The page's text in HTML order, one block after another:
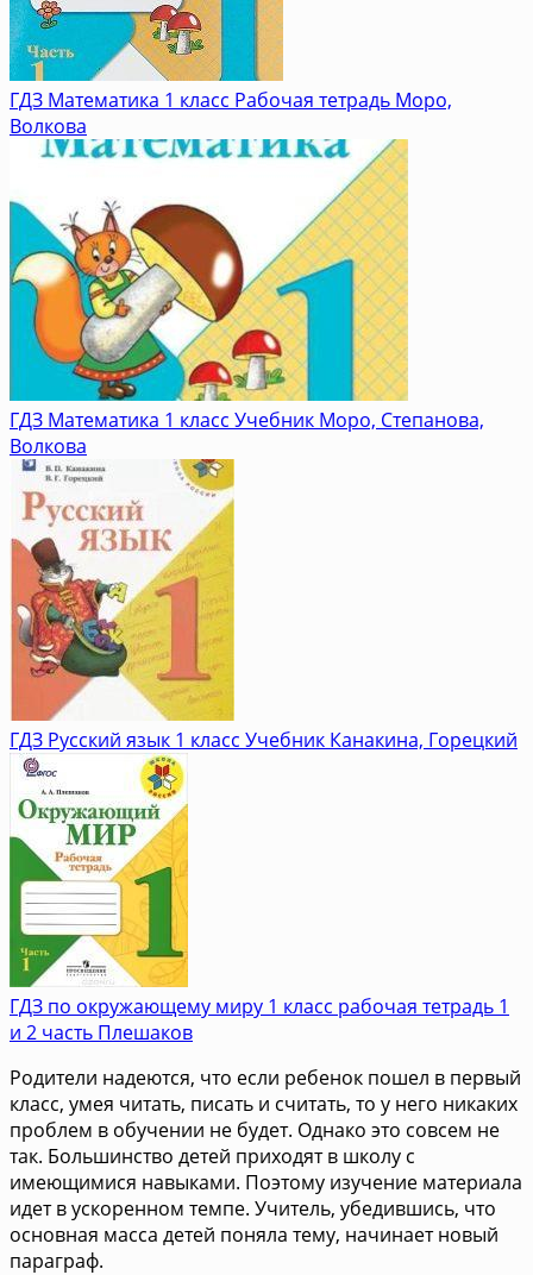
ГДЗ Математика 1 класс Рабочая тетрадь Моро,
Волкова
ГДЗ Математика 1 класс Учебник Моро, Степанова,
Волкова
ГДЗ Русский язык 1 класс Учебник Канакина, Горецкий
ГДЗ по окружающему миру 1 класс рабочая тетрадь 1
и 2 часть Плешаков
Родители надеются, что если ребенок пошел в первый
класс, умея читать, писать и считать, то у него никаких
проблем в обучении не будет. Однако это совсем не
так. Большинство детей приходят в школу с
имеющимися навыками. Поэтому изучение материала
идет в ускоренном темпе. Учитель, убедившись, что
основная масса детей поняла тему, начинает новый
параграф.